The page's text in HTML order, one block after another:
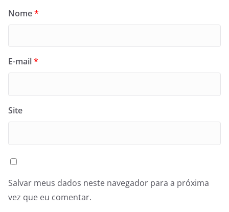
Nome*
E-mail*
Site
Salvar meus dados neste navegador para a próxima
vez que eu comentar.